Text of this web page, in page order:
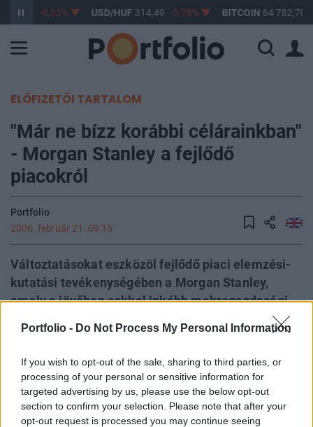
Portfolio - Do Not Process My Personal Information
If you wish to opt-out of the sale, sharing to third parties, or
processing of your personal or sensitive information for
targeted advertising by us, please use the below opt-out
section to confirm your selection. Please note that after your
opt-out request is processed you may continue seeing
363,48 -0,53% USD/HUF314,49 -0,78% BITCOIN64 782,70
ELŐFIZETŐI TARTALOM
"Már ne bízz korábbi célárainkban"
- Morgan Stanley a fejlődő
piacokról
Portfolio
2006. február 21. 09:15
Változtatásokat eszközöl fejlődő piaci elemzési-
kutatási tevékenységében a Morgan Stanley,
amely a jövőben sokkal inkább makrogazdasági
részvényekre vonatkozó kereskedési ill. portfólió-
stratégiai javaslatok helyett.
"Korábban közzétett minősítéseinkben, javaslatainkban és
célárfolyamainkban már nem kellene bíznia a
befektetőknek" - idézi a Reuters Sebastian Howell szóvivőt.